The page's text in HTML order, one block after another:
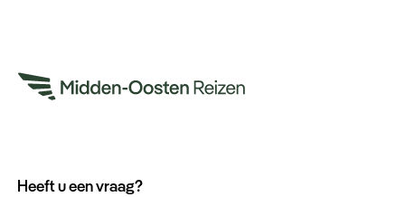
Heeft u een vraag?